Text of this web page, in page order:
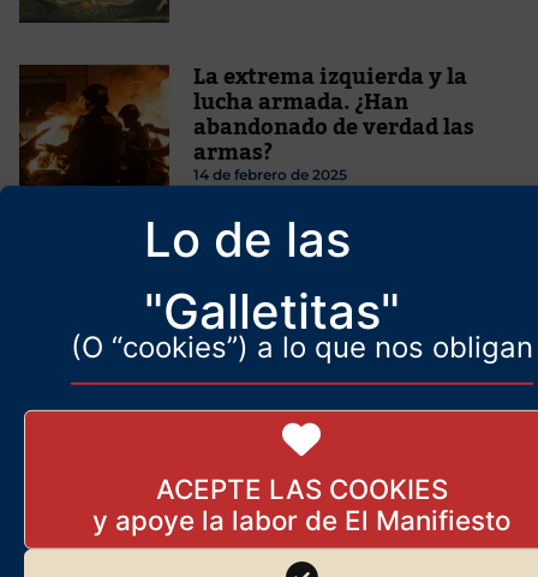
Lo de las
"Galletitas"
(O “cookies”) a lo que nos obligan
ACEPTE LAS COOKIES
La extrema izquierda y la
lucha armada. ¿Han
abandonado de verdad las
armas?
14 de febrero de 2025
El informe íntegro de la UCO
13 de junio de 2025
Quiebran las principales
granjas de insectos para
producir carne artificial
3 de enero de 2026